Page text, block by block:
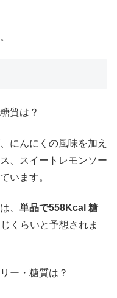
質は？
にんにくの風味を加え
、スイートレモンソー
います。
、 単品で558Kcal 糖
くらいと予想されま
ー・糖質は？